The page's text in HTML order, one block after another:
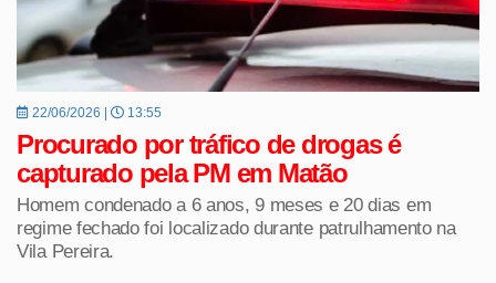
22/06/2026 | 13:55
Procurado por tráfico de drogas é
capturado pela PM em Matão
Homem condenado a 6 anos, 9 meses e 20 dias em
regime fechado foi localizado durante patrulhamento na
Vila Pereira.